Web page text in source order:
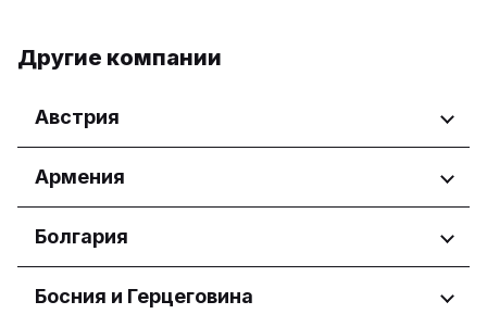
Другие компании
Австрия
Регионы
Армения
Регионы
Болгария
Регионы
Босния и Герцеговина